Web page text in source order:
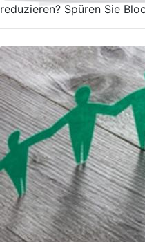
reduzieren? Spüren Sie